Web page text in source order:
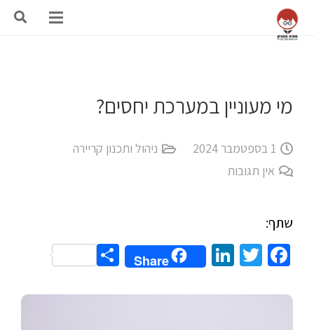
מי מעוניין במערכת יחסים?
1 בספטמבר 2024
ניהול ותכנון קריירה
אין תגובות
שתף:
Facebook
Twitter
LinkedIn
Share
Share